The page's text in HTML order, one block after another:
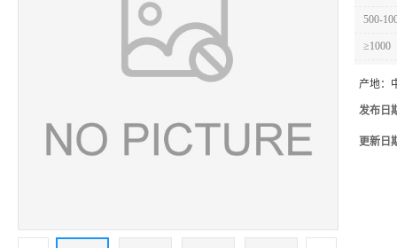
500-
≥1000
产地：
发布日
更新日